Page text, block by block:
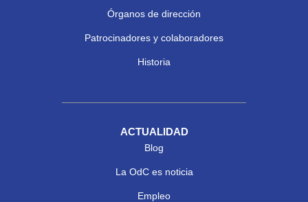
Órganos de dirección
Patrocinadores y colaboradores
Historia
ACTUALIDAD
Blog
La OdC es noticia
Empleo